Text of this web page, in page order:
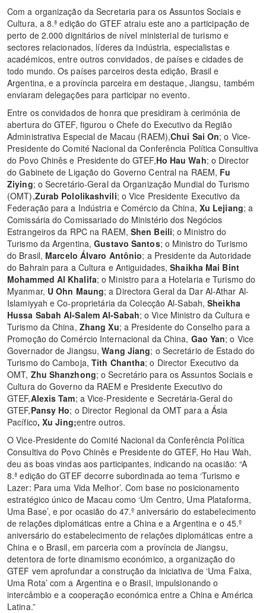
Com a organização da Secretaria para os Assuntos Sociais e
Cultura, a 8.ª edição do GTEF atraiu este ano a participação de
perto de 2.000 dignitários de nível ministerial de turismo e
sectores relacionados, líderes da indústria, especialistas e
académicos, entre outros convidados, de países e cidades de
todo mundo. Os países parceiros desta edição, Brasil e
Argentina, e a província parceira em destaque, Jiangsu, também
enviaram delegações para participar no evento.
Entre os convidados de honra que presidiram à cerimónia de
abertura do GTEF, figurou o Chefe do Executivo da Região
Administrativa Especial de Macau (RAEM),Chui Sai On; o Vice-
Presidente do Comité Nacional da Conferência Política Consultiva
do Povo Chinês e Presidente do GTEF,Ho Hau Wah; o Director
do Gabinete de Ligação do Governo Central na RAEM, Fu
Ziying; o Secretário-Geral da Organização Mundial do Turismo
(OMT),Zurab Pololikashvili; o Vice Presidente Executivo da
Federação para a Indústria e Comércio da China, Xu Lejiang; a
Comissária do Comissariado do Ministério dos Negócios
Estrangeiros da RPC na RAEM, Shen Beili; o Ministro do
Turismo da Argentina,Gustavo Santos; o Ministro do Turismo
do Brasil, Marcelo Álvaro Antônio; a Presidente da Autoridade
do Bahrain para a Cultura e Antiguidades,Shaikha Mai Bint
Mohammed Al Khalifa; o Ministro para a Hotelaria e Turismo do
Myanmar, U Ohn Maung; a Directora Geral da Dar Al-Athar Al-
Islamiyyah e Co-proprietária da Colecção Al-Sabah,Sheikha
Hussa Sabah Al-Salem Al-Sabah; o Vice Ministro da Cultura e
Turismo da China, Zhang Xu; a Presidente do Conselho para a
Promoção do Comércio Internacional da China, Gao Yan; o Vice
Governador de Jiangsu,Wang Jiang; o Secretário de Estado do
Turismo do Camboja, Tith Chantha; o Director Executivo da
OMT, Zhu Shanzhong; o Secretário para os Assuntos Sociais e
Cultura do Governo da RAEM e Presidente Executivo do
GTEF,Alexis Tam; a Vice-Presidente e Secretária-Geral do
GTEF,Pansy Ho; o Director Regional da OMT para a Ásia
Pacífico, Xu Jing;entre outros.
O Vice-Presidente do Comité Nacional da Conferência Política
Consultiva do Povo Chinês e Presidente do GTEF, Ho Hau Wah,
deu as boas vindas aos participantes, indicando na ocasião: “A
8.ª edição do GTEF decorre subordinada ao tema ‘Turismo e
Lazer: Para uma Vida Melhor’. Com base no posicionamento
estratégico único de Macau como ‘Um Centro, Uma Plataforma,
Uma Base’, e por ocasião do 47.º aniversário do estabelecimento
de relações diplomáticas entre a China e a Argentina e o 45.º
aniversário do estabelecimento de relações diplomáticas entre a
China e o Brasil, em parceria com a província de Jiangsu,
detentora de forte dinamismo económico, a organização do
GTEF vem aprofundar a construção da iniciativa de ‘Uma Faixa,
Uma Rota’ com a Argentina e o Brasil, impulsionando o
intercâmbio e a cooperação económica entre a China e América
Latina.”